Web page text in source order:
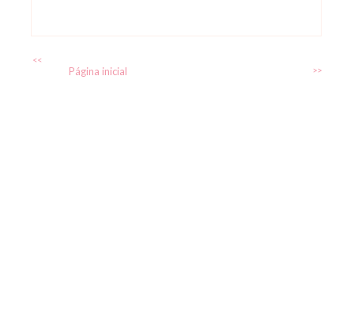
<<
>>
Página inicial